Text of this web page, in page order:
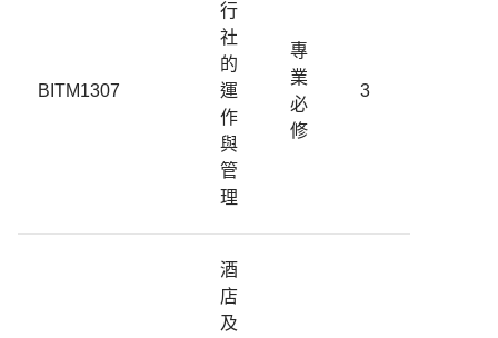
BITM1307
行
社
的
運
作
與
管
理
專
業
必
修
3
酒
店
及